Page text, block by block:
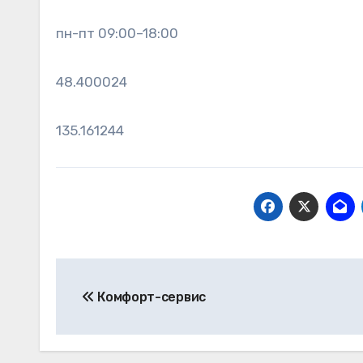
пн-пт 09:00–18:00
48.400024
135.161244
по
записям
Комфорт-сервис